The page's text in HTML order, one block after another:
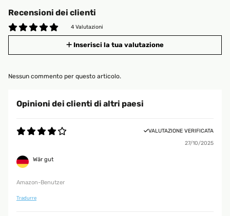
Recensioni dei clienti
4 Valutazioni
Inserisci la tua valutazione
Nessun commento per questo articolo.
Opinioni dei clienti di altri paesi
VALUTAZIONE VERIFICATA
27/10/2025
Wär gut
Amazon-Benutzer
Tradurre